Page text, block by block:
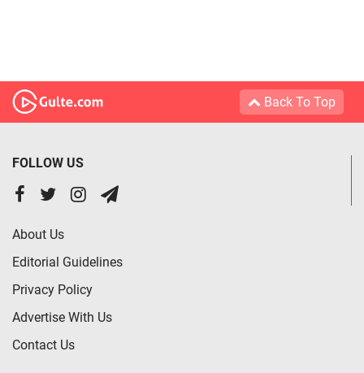
Back To Top
FOLLOW US
About Us
Editorial Guidelines
Privacy Policy
Advertise With Us
Contact Us